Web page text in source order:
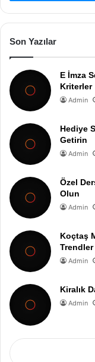
Son Yazılar
E İmza
Kriterler
Admin
Hediye
Getirin
Admin
Özel
Olun
Admin
Koçtaş
Trendler
Admin
Kiralık
Admin